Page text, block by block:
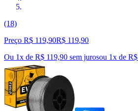
(18)
Preço R$ 119,90R$ 119,90
Ou 1x de R$ 119,90 sem jurosou 1x de